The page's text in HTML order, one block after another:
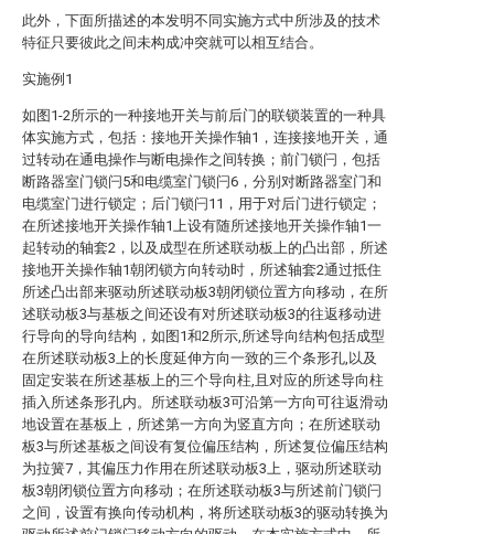
此外，下面所描述的本发明不同实施方式中所涉及的技术
特征只要彼此之间未构成冲突就可以相互结合。
实施例1
如图1-2所示的一种接地开关与前后门的联锁装置的一种具
体实施方式，包括：接地开关操作轴1，连接接地开关，通
过转动在通电操作与断电操作之间转换；前门锁闩，包括
断路器室门锁闩5和电缆室门锁闩6，分别对断路器室门和
电缆室门进行锁定；后门锁闩11，用于对后门进行锁定；
在所述接地开关操作轴1上设有随所述接地开关操作轴1一
起转动的轴套2，以及成型在所述联动板上的凸出部，所述
接地开关操作轴1朝闭锁方向转动时，所述轴套2通过抵住
所述凸出部来驱动所述联动板3朝闭锁位置方向移动，在所
述联动板3与基板之间还设有对所述联动板3的往返移动进
行导向的导向结构，如图1和2所示,所述导向结构包括成型
在所述联动板3上的长度延伸方向一致的三个条形孔,以及
固定安装在所述基板上的三个导向柱,且对应的所述导向柱
插入所述条形孔内。所述联动板3可沿第一方向可往返滑动
地设置在基板上，所述第一方向为竖直方向；在所述联动
板3与所述基板之间设有复位偏压结构，所述复位偏压结构
为拉簧7，其偏压力作用在所述联动板3上，驱动所述联动
板3朝闭锁位置方向移动；在所述联动板3与所述前门锁闩
之间，设置有换向传动机构，将所述联动板3的驱动转换为